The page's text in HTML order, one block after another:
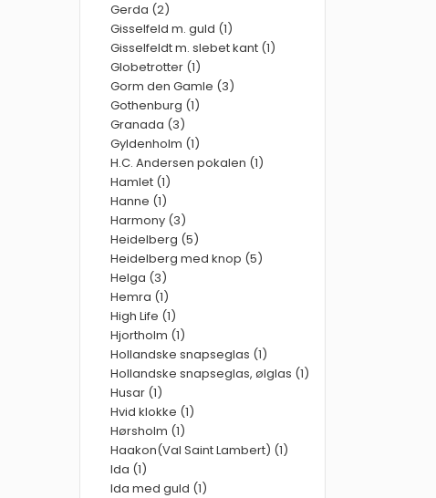
Gerda (2)
Gisselfeld m. guld (1)
Gisselfeldt m. slebet kant (1)
Globetrotter (1)
Gorm den Gamle (3)
Gothenburg (1)
Granada (3)
Gyldenholm (1)
H.C. Andersen pokalen (1)
Hamlet (1)
Hanne (1)
Harmony (3)
Heidelberg (5)
Heidelberg med knop (5)
Helga (3)
Hemra (1)
High Life (1)
Hjortholm (1)
Hollandske snapseglas (1)
Hollandske snapseglas, ølglas (1)
Husar (1)
Hvid klokke (1)
Hørsholm (1)
Haakon(Val Saint Lambert) (1)
Ida (1)
Ida med guld (1)